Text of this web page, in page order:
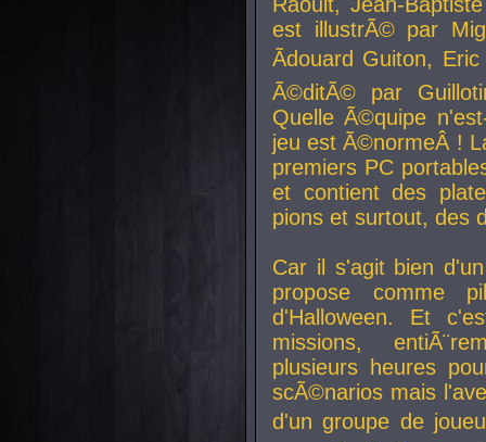
est illustrÃ© par
Ãdouard Guiton,
Ã©ditÃ© par
Quelle Ã©quipe
jeu est Ã©normeÂ !
premiers PC
et contient des
pions et surtout, des
Car il s'agit bien
propose comme
d'Halloween. Et
missions,
plusieurs heures
scÃ©narios mais
d'un groupe de